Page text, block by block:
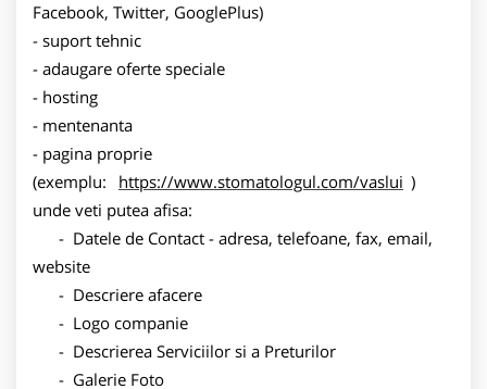
Facebook, Twitter, GooglePlus)
- suport tehnic
- adaugare oferte speciale
- hosting
- mentenanta
- pagina proprie
(exemplu:
https://www.stomatologul.com/vaslui )
unde veti putea afisa:
- Datele de Contact - adresa, telefoane, fax, email,
website
- Descriere afacere
- Logo companie
- Descrierea Serviciilor si a Preturilor
- Galerie Foto